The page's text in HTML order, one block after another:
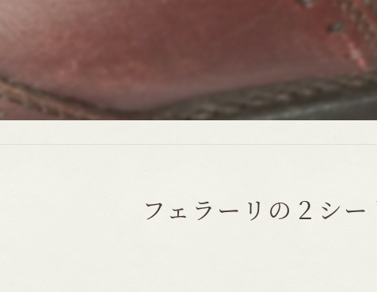
フェラーリの２シ